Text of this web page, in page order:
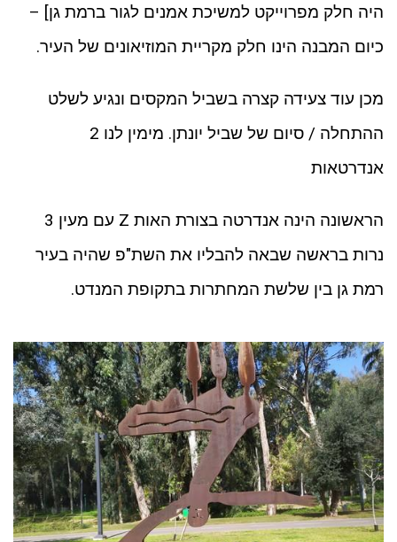
היה חלק מפרוייקט למשיכת אמנים לגור ברמת גן] –
כיום המבנה הינו חלק מקריית המוזיאונים של העיר.
מכן עוד צעידה קצרה בשביל המקסים ונגיע לשלט
ההתחלה / סיום של שביל יונתן. מימין לנו 2
אנדרטאות
הראשונה הינה אנדרטה בצורת האות Z עם מעין 3
נרות בראשה שבאה להבליו את השת"פ שהיה בעיר
רמת גן בין שלשת המחתרות בתקופת המנדט.